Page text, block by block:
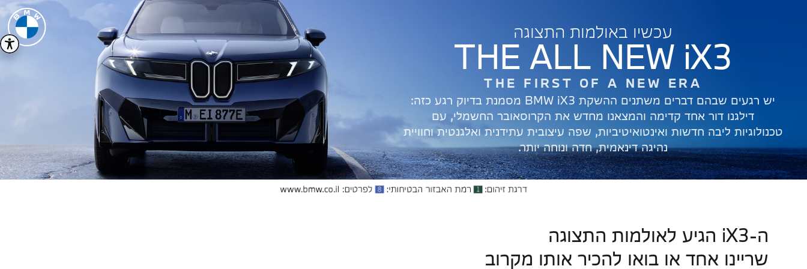
עכשיו באולמות התצוגה
THE ALL NEW iX3
THE FIRST OF A NEW ERA
יש רגעים שבהם דברים משתנים ההשקת BMW iX3 מסמנת בדיוק רגע כזה:
דילגנו דור אחד קדימה והמצאנו מחדש את הקרוסאובר החשמלי, עם
טכנולוגיות ליבה חדשות ואינטואיטיביות, שפה עיצובית עתידנית ואלגנטית וחוויית
נהיגה דינאמית, חדה ונוחה יותר.
ה-iX3 הגיע לאולמות התצוגה
שריינו אחד או בואו להכיר אותו מקרוב